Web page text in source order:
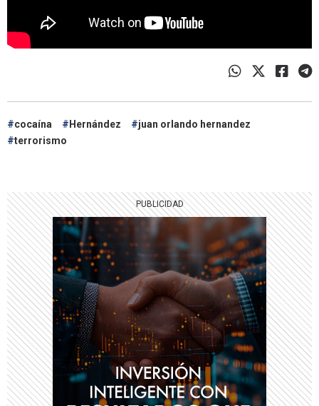
cocaína Hernández
juan orlando hernandez
terrorismo